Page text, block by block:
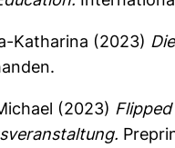
Katharina (2023)
(2023)